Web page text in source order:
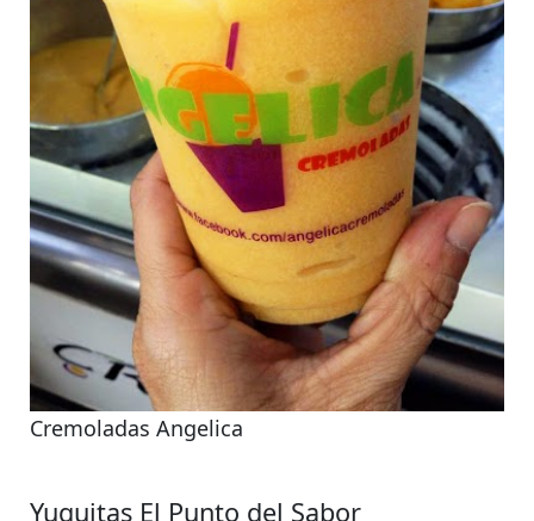
Cremoladas Angelica
Yuquitas El Punto del Sabor